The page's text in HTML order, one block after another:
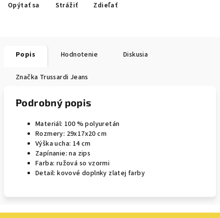
Opýtať sa Strážiť Zdieľať
Popis Hodnotenie Diskusia
Značka Trussardi Jeans
Podrobný popis
Materiál: 100 % polyuretán
Rozmery: 29x17x20 cm
Výška ucha: 14 cm
Zapínanie: na zips
Farba: ružová so vzormi
Detail: kovové doplnky zlatej farby